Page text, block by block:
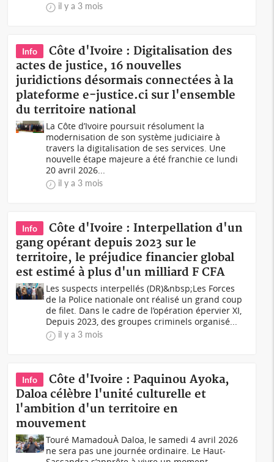
il y a 3 mois
Info
Côte d'Ivoire : Digitalisation des
actes de justice, 16 nouvelles
juridictions désormais connectées à la
plateforme e-justice.ci sur l'ensemble
du territoire national
La Côte d’Ivoire poursuit résolument la
modernisation de son système judiciaire à
travers la digitalisation de ses services. Une
nouvelle étape majeure a été franchie ce lundi
20 avril 2026...
il y a 3 mois
Info
Côte d'Ivoire : Interpellation d'un
gang opérant depuis 2023 sur le
territoire, le préjudice financier global
est estimé à plus d'un milliard F CFA
Les suspects interpellés (DR)&nbsp;Les Forces
de la Police nationale ont réalisé un grand coup
de filet. Dans le cadre de l’opération épervier XI,
Depuis 2023, des groupes criminels organisé...
il y a 3 mois
Info
Côte d'Ivoire : Paquinou Ayoka,
Daloa célèbre l'unité culturelle et
l'ambition d'un territoire en
mouvement
Touré MamadouÀ Daloa, le samedi 4 avril 2026
ne sera pas une journée ordinaire. Le Haut-